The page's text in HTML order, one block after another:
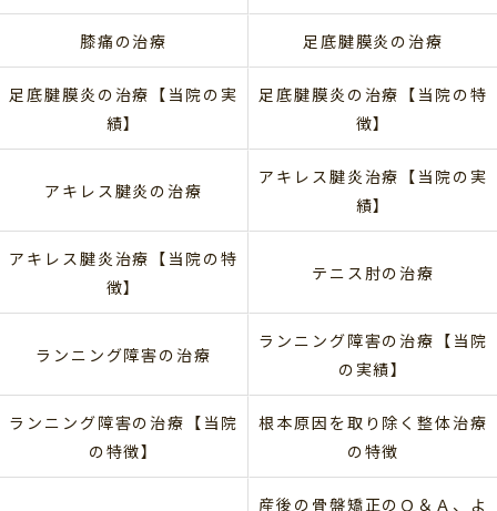
膝痛の治療 足底腱膜炎の治療
足底腱膜炎の治療【当院の実
績】
足底腱膜炎の治療【当院の特
徴】
アキレス腱炎の治療
アキレス腱炎治療【当院の実
績】
アキレス腱炎治療【当院の特
徴】
テニス肘の治療
ランニング障害の治療
ランニング障害の治療【当院
の実績】
ランニング障害の治療【当院
の特徴】
根本原因を取り除く整体治療
の特徴
産後の骨盤矯正のＱ＆Ａ、よ